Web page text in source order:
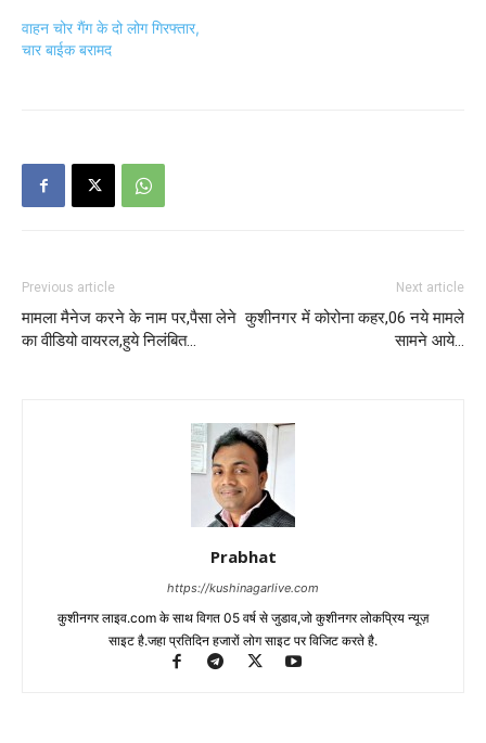
वाहन चोर गैंग के दो लोग गिरफ्तार,
चार बाईक बरामद
Previous article
मामला मैनेज करने के नाम पर,पैसा लेने
का वीडियो वायरल,हुये निलंबित…
Next article
कुशीनगर में कोरोना कहर,06 नये मामले
सामने आये…
Prabhat
https://kushinagarlive.com
कुशीनगर लाइव.com के साथ विगत 05 वर्ष से जुडाव,जो कुशीनगर लोकप्रिय न्यूज़
साइट है.जहा प्रतिदिन हजारों लोग साइट पर विजिट करते है.